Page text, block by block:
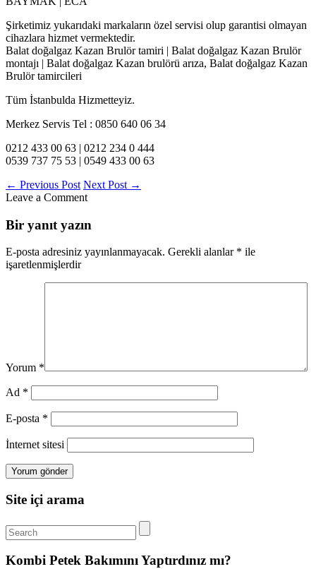
Şirketimiz yukarıdaki markaların özel servisi olup garantisi olmayan
cihazlara hizmet vermektedir.
Balat doğalgaz Kazan Brulör tamiri | Balat doğalgaz Kazan Brulör
montajı | Balat doğalgaz Kazan brulörü arıza, Balat doğalgaz Kazan
Brulör tamircileri
Tüm İstanbulda Hizmetteyiz.
Merkez Servis Tel : 0850 640 06 34
0212 433 00 63 | 0212 234 0 444
0539 737 75 53 | 0549 433 00 63
← Previous Post Next Post →
Leave a Comment
Bir yanıt yazın
E-posta adresiniz yayınlanmayacak. Gerekli alanlar * ile
işaretlenmişlerdir
Yorum *
Ad *
E-posta *
İnternet sitesi
Site içi arama
Kombi Petek Bakımını Yaptırdınız mı?